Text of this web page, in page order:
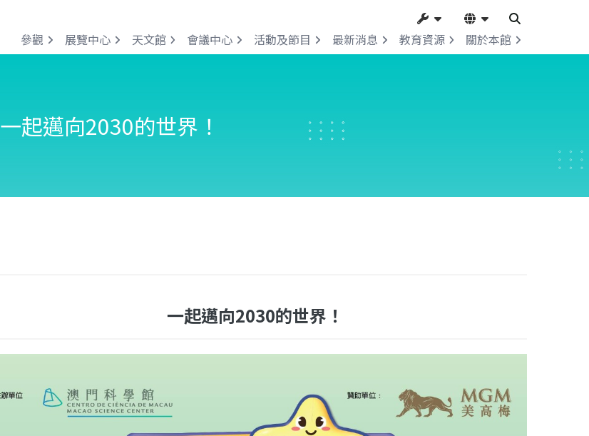
參觀 展覽中心 天文館 會議中心 活動及節目 最新消息 教育資源 關於本館
一起邁向2030的世界！
一起邁向2030的世界！